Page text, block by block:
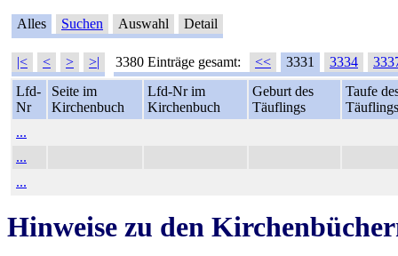
Alles Suchen Auswahl Detail
|< < > >| 3380 Einträge gesamt: << 3331 3334
Lfd-
Nr
Seite im
Kirchenbuch
Lfd-Nr im
Kirchenbuch
Geburt des
Täuflings
Taufe
Täuflings
...
...
...
Hinweise zu den